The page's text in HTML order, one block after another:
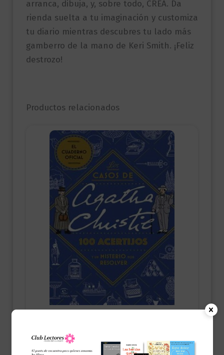
arranca, dibuja, y, sobre todo, CREA. Da
rienda suelta a tu imaginación y customiza
tu diario mientras descubres tu lado más
gamberro de la mano de Keri Smith. ¡Feliz
destrozo!
Productos relacionados
Los casos de Agatha Christie: 100
acertijos y un misterio por resolve